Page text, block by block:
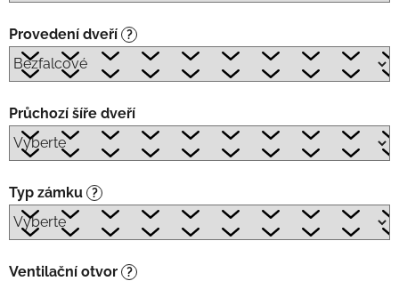
Provedení dveří ?
Průchozí šíře dveří
Typ zámku ?
Ventilační otvor ?